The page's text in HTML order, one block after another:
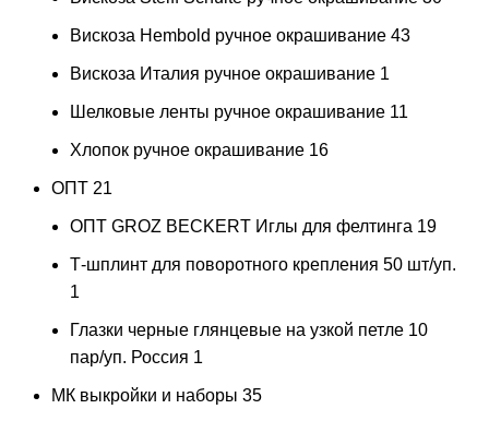
Вискоза Hembold ручное окрашивание 43
Вискоза Италия ручное окрашивание 1
Шелковые ленты ручное окрашивание 11
Хлопок ручное окрашивание 16
ОПТ 21
ОПТ GROZ BECKERT Иглы для фелтинга 19
Т-шплинт для поворотного крепления 50 шт/уп.
1
Глазки черные глянцевые на узкой петле 10
пар/уп. Россия 1
МК выкройки и наборы 35